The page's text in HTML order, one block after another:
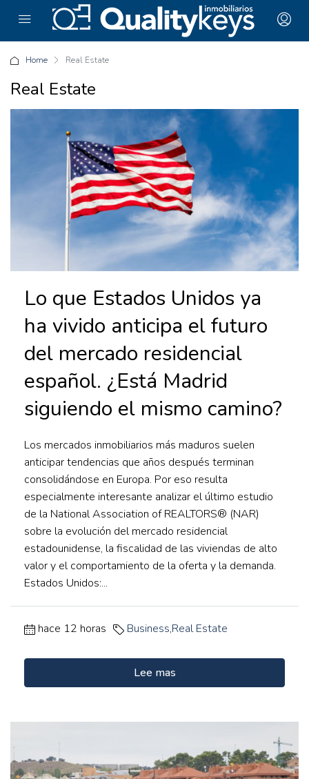
Home Real Estate
Real Estate
Lo que Estados Unidos ya
ha vivido anticipa el futuro
del mercado residencial
español. ¿Está Madrid
siguiendo el mismo camino?
Los mercados inmobiliarios más maduros suelen
anticipar tendencias que años después terminan
consolidándose en Europa. Por eso resulta
especialmente interesante analizar el último estudio
de la National Association of REALTORS® (NAR)
sobre la evolución del mercado residencial
estadounidense, la fiscalidad de las viviendas de alto
valor y el comportamiento de la oferta y la demanda.
Estados Unidos:...
hace 12 horas Business,Real Estate
Lee mas